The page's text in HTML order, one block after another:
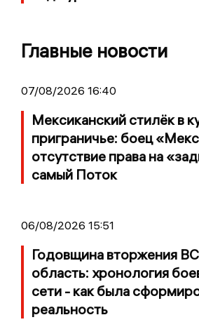
Главные новости
07/08/2026 16:40
Мексиканский стилёк в
приграничье: боец
отсутствие права на
самый Поток
06/08/2026 15:51
Годовщина вторжения
область: хронология
сети - как была
реальность